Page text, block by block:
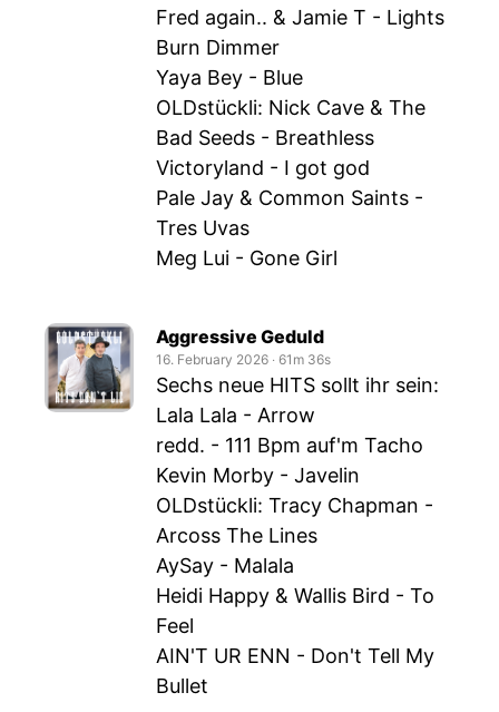
Fred again.. & Jamie T - Lights
Burn Dimmer
Yaya Bey - Blue
OLDstückli: Nick Cave & The
Bad Seeds - Breathless
Victoryland - I got god
Pale Jay & Common Saints -
Tres Uvas
Meg Lui - Gone Girl
Aggressive Geduld
16. February 2026 ‧ 61m 36s
Sechs neue HITS sollt ihr sein:
Lala Lala - Arrow
redd. - 111 Bpm auf'm Tacho
Kevin Morby - Javelin
OLDstückli: Tracy Chapman -
Arcoss The Lines
AySay - Malala
Heidi Happy & Wallis Bird - To
Feel
AIN'T UR ENN - Don't Tell My
Bullet